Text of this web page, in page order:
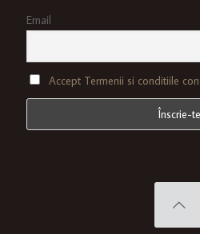
Email
Accept Termenii si conditiile